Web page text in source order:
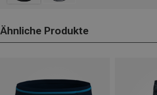
Ähnliche Produkte